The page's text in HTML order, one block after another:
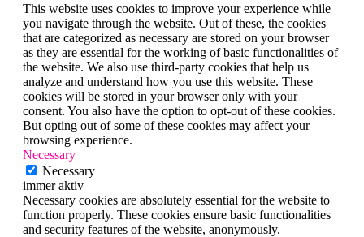
This website uses cookies to improve your experience while
you navigate through the website. Out of these, the cookies
that are categorized as necessary are stored on your browser
as they are essential for the working of basic functionalities of
the website. We also use third-party cookies that help us
analyze and understand how you use this website. These
cookies will be stored in your browser only with your
consent. You also have the option to opt-out of these cookies.
But opting out of some of these cookies may affect your
browsing experience.
Necessary
Necessary
immer aktiv
Necessary cookies are absolutely essential for the website to
function properly. These cookies ensure basic functionalities
and security features of the website, anonymously.